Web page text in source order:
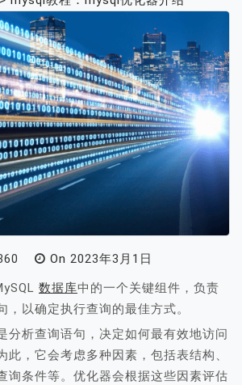
On 2023年3月1日
数据库中的一个关键组件，负责
，以确定执行查询的最佳方式。
分析查询语句，决定如何最有效地访问
此，它会考虑多种因素，包括表结构、
询条件等。优化器会根据这些因素评估